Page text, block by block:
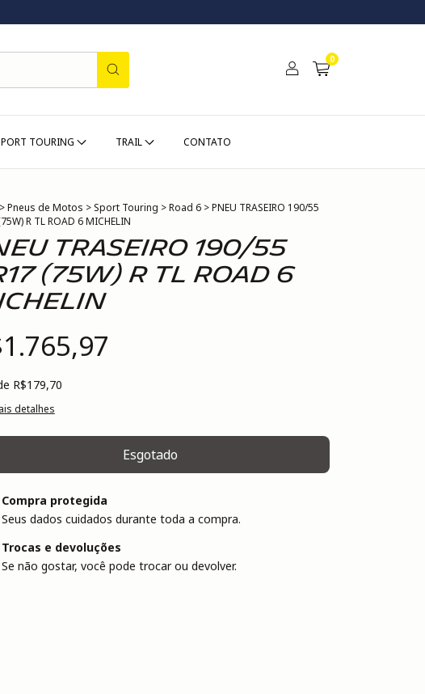
0
TOURING TRAIL CONTATO
>Pneus de Motos > Sport Touring >Road 6 >PNEU TRASEIRO 190/55
R TL ROAD 6 MICHELIN
TRASEIRO 190/55
(75W) R TL ROAD 6
R$179,70
detalhes
Compra protegida
Seus dados cuidados durante toda a compra.
Trocas e devoluções
Se não gostar, você pode trocar ou devolver.